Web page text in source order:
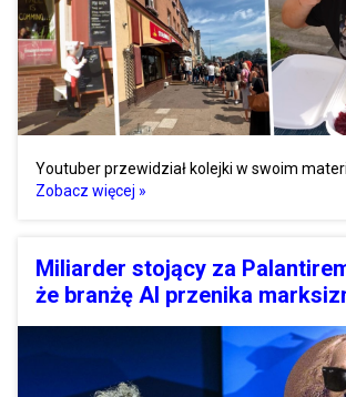
Youtuber przewidział kolejki w swoim
Zobacz więcej »
Miliarder stojący za
że branżę AI przenika